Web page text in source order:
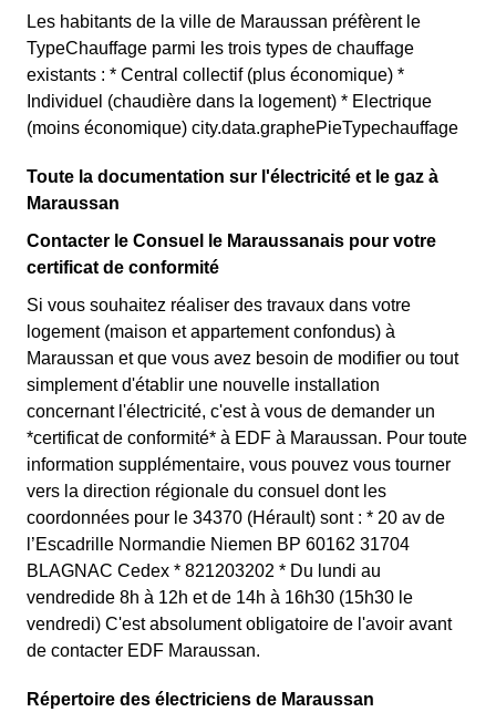
Les habitants de la ville de Maraussan préfèrent le
TypeChauffage parmi les trois types de chauffage
existants : * Central collectif (plus économique) *
Individuel (chaudière dans la logement) * Electrique
(moins économique) city.data.graphePieTypechauffage
Toute la documentation sur l'électricité et le gaz à
Maraussan
Contacter le Consuel le Maraussanais pour votre
certificat de conformité
Si vous souhaitez réaliser des travaux dans votre
logement (maison et appartement confondus) à
Maraussan et que vous avez besoin de modifier ou tout
simplement d'établir une nouvelle installation
concernant l'électricité, c'est à vous de demander un
*certificat de conformité* à EDF à Maraussan. Pour toute
information supplémentaire, vous pouvez vous tourner
vers la direction régionale du consuel dont les
coordonnées pour le 34370 (Hérault) sont : * 20 av de
l’Escadrille Normandie Niemen BP 60162 31704
BLAGNAC Cedex * 821203202 * Du lundi au
vendredide 8h à 12h et de 14h à 16h30 (15h30 le
vendredi) C'est absolument obligatoire de l'avoir avant
de contacter EDF Maraussan.
Répertoire des électriciens de Maraussan